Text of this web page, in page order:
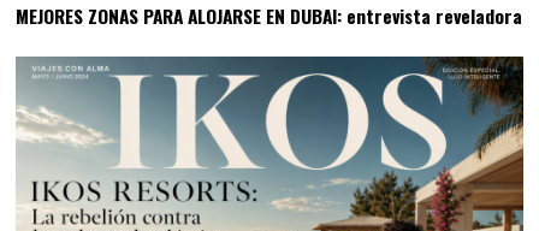
MEJORES ZONAS PARA ALOJARSE EN DUBAI: entrevista reveladora